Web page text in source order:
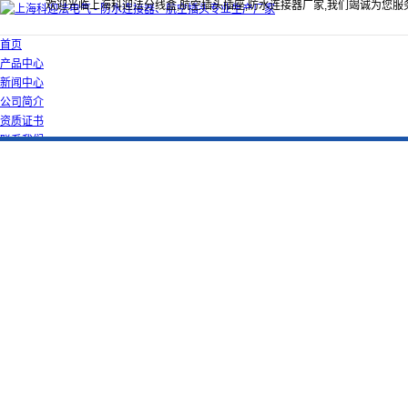
欢迎光临上海科迎法分线盒,航空插头插座,防水连接器厂家,我们竭诚为您服
首页
产品中心
新闻中心
公司简介
资质证书
联系我们